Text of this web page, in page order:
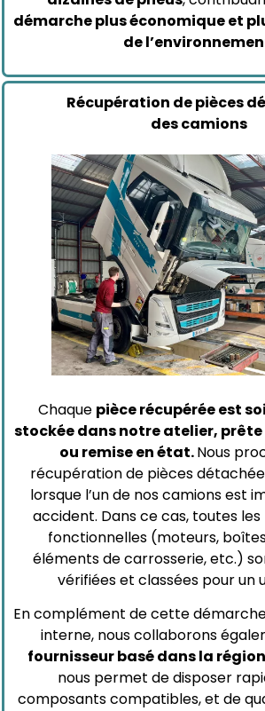
démarche plus économique et
de
Récupération de pièces
des camions
Chaque pièce récupérée est
stockée dans notre atelier,
ou remise en état.Nous
récupération de pièces
lorsque l’un de nos camions est
accident. Dans ce cas, toutes
fonctionnelles (moteurs,
éléments de carrosserie, etc.)
vérifiées et classées pour un
En complément de cette
interne, nous collaborons
fournisseur basé dans la région
nous permet de disposer
composants compatibles, et de